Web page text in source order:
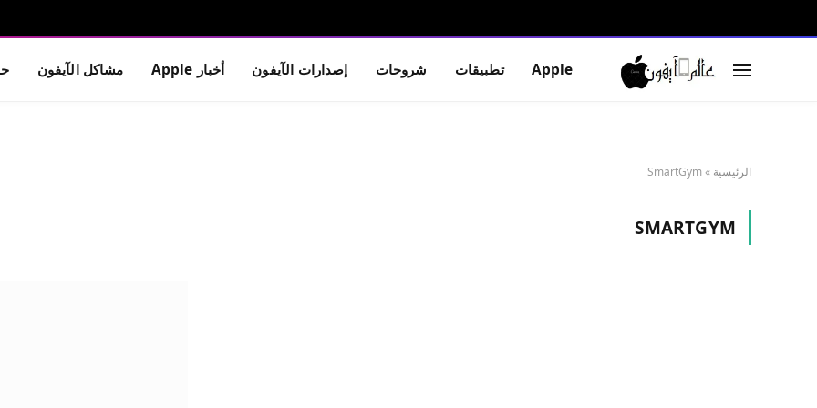
Apple تطبيقات شروحات إصدارات الآيفون أخبار Apple مشاكل الآيفون
الرئيسية »
SmartGym
SMARTGYM